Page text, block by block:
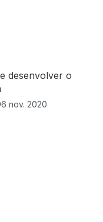
desenvolver o
nov. 2020